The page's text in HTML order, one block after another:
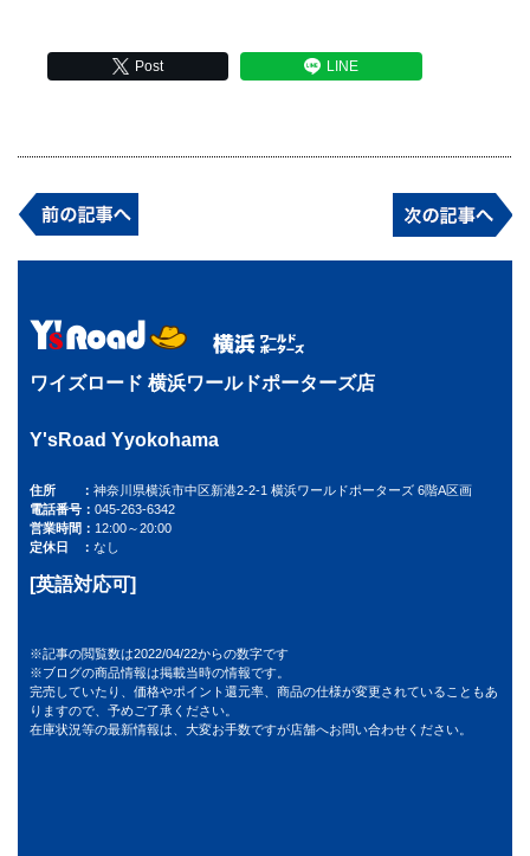
Post LINE
ワイズロード 横浜ワールドポーターズ店
Y'sRoad Yyokohama
住所
神奈川県横浜市中区新港2-2-1 横浜ワールドポーターズ 6階A区画
電話番号
045-263-6342
営業時間
12:00～20:00
定休日
なし
[英語対応可]
※記事の閲覧数は2022/04/22からの数字です
※ブログの商品情報は掲載当時の情報です。
完売していたり、価格やポイント還元率、商品の仕様が変更されていることもあ
りますので、予めご了承ください。
在庫状況等の最新情報は、大変お手数ですが店舗へお問い合わせください。